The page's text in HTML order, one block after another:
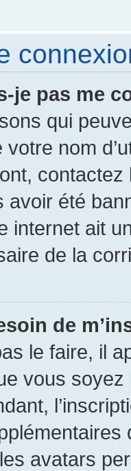
je pas me
qui
nom
avoir été
internet ait
de la
de
le faire, il
vous
avatars